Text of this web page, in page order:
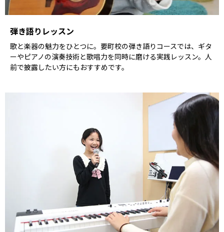
弾き語りレッスン
歌と楽器の魅力をひとつに。要町校の弾き語りコースでは、ギタ
ーやピアノの演奏技術と歌唱力を同時に磨ける実践レッスン。人
前で披露したい方にもおすすめです。